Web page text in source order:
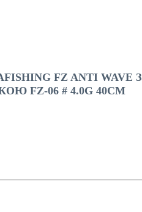
FZ ANTI WAVE З
FZ-06 # 4.0G 40CM